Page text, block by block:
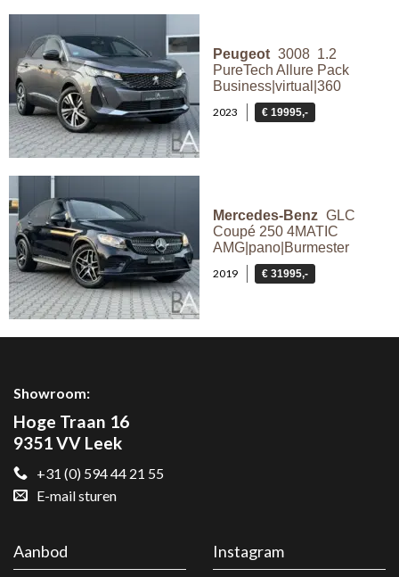
Peugeot 3008 1.2
PureTech Allure Pack
Business|virtual|360
2023 € 19995,-
Mercedes-Benz GLC
Coupé 250 4MATIC
AMG|pano|Burmester
2019 € 31995,-
Showroom:
Hoge Traan 16
9351 VV Leek
+31 (0) 594 44 21 55
E-mail sturen
Aanbod
Instagram